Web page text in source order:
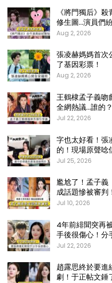
《將門獨后》
修生圖…演員們
Aug 2, 2026
張凌赫媽媽首次
了基因彩票！
Aug 2, 2026
王鶴棣孟子義吻
全網熱議…誰的？
Jul 22, 2026
字也太好看！張
的！現場原聲唸
Jul 25, 2026
尷尬了！孟子義
成話題慘被審判
Jul 10, 2026
4年前緋聞突再
手後很傷心！分
Jul 22, 2026
趙露思終於要進
劇！于正帖文錘